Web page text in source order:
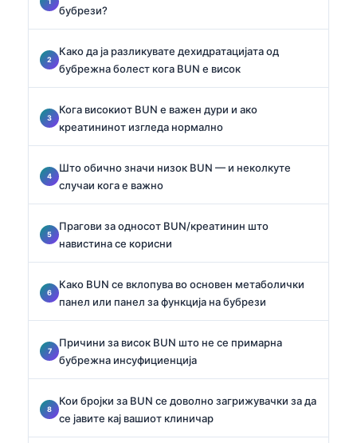
бубрези?
Како да ја разликувате дехидратацијата од
бубрежна болест кога BUN е висок
Кога високиот BUN е важен дури и ако
креатининот изгледа нормално
Што обично значи низок BUN — и неколкуте
случаи кога е важно
Прагови за односот BUN/креатинин што
навистина се корисни
Како BUN се вклопува во основен метаболички
панел или панел за функција на бубрези
Причини за висок BUN што не се примарна
бубрежна инсуфициенција
Кои бројки за BUN се доволно загрижувачки за да
се јавите кај вашиот клиничар